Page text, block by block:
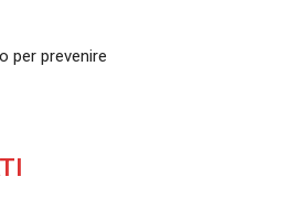
per prevenire